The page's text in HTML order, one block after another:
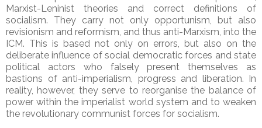
Marxist-Leninist theories and correct definitions of
socialism. They carry not only opportunism, but also
revisionism and reformism, and thus anti-Marxism, into the
ICM. This is based not only on errors, but also on the
deliberate influence of social democratic forces and state
political actors who falsely present themselves as
bastions of anti-imperialism, progress and liberation. In
reality, however, they serve to reorganise the balance of
power within the imperialist world system and to weaken
the revolutionary communist forces for socialism.